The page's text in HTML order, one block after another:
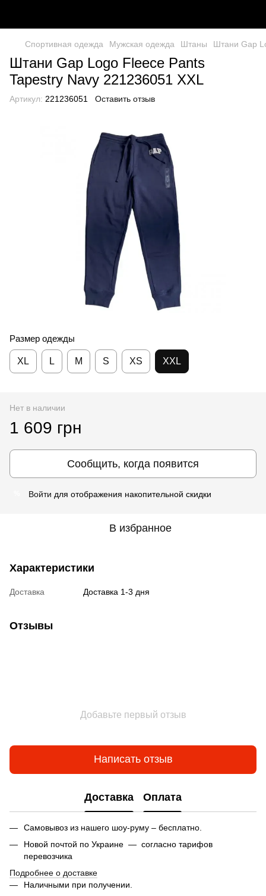
Спортивная одежда Мужская одежда Штаны Штани Gap
Штани Gap Logo Fleece Pants
Tapestry Navy 221236051 XXL
Артикул: 221236051 Оставить отзыв
Размер одежды
XL L M S XS XXL
Нет в наличии
1 609 грн
Сообщить, когда появится
Войти для отображения накопительной скидки
В избранное
Характеристики
Доставка Доставка 1-3 дня
Отзывы
Добавьте первый отзыв
Написать отзыв
Доставка Оплата
Самовывоз из нашего шоу-руму – бесплатно.
Новой почтой по Украине — согласно тарифов
перевозчика
Подробнее о доставке
Наличными при получении.